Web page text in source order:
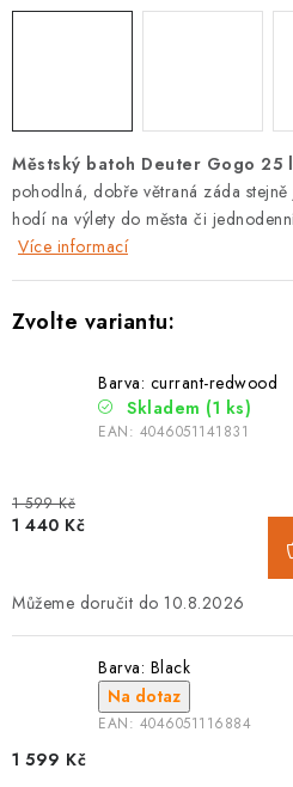
Doprava a platba Vše o nákupu
Městský batoh Deuter Gogo 25
pohodlná, dobře větraná záda
hodí na výlety do města či
Více informací
Barva: currant-redwood
Skladem (1 ks)
EAN: 4046051141831
1 599 Kč
1 440 Kč
10.8.2026
Barva: Black
Na dotaz
EAN: 4046051116884
1 599 Kč